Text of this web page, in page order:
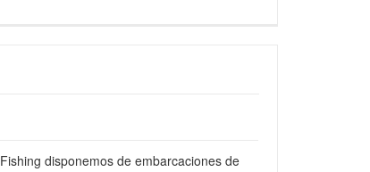
disponemos de embarcaciones de